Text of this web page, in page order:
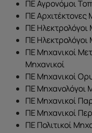
ΠΕ Αγρονόμοι
ΠΕ Αρχιτέκτονες
ΠΕ Ηλεκτρολόγοι
ΠΕ Ηλεκτρολόγοι
ΠΕ Μηχανικοί
Μηχανικοί
ΠΕ Μηχανικοί
ΠΕ Μηχανολόγοι
ΠΕ Μηχανικοί
ΠΕ Μηχανικοί
ΠΕ Πολιτικοί